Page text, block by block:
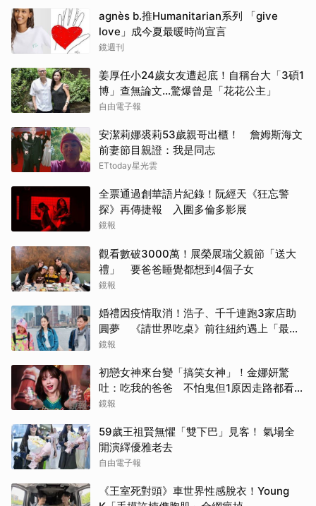
agnès b.推Humanitarian系列 「give
love」成今夏最暖時尚宣言
鏡週刊
姜厚任小24歲女友遭起底！自稱台大「3碩1
博」查無論文…驚爆曾是「花花公主」
自由電子報
安潔莉娜裘莉53歲親哥出櫃！ 詹姆斯海文
前妻節目親證：我是同志
ETtoday星光雲
全票通過創華語片紀錄！阮經天《狂忘警
探》再傳捷報 入圍多倫多影展
鏡報
觀看數破3000萬！展榮展瑞父親節「送大
禮」 要爸爸睡覺都想到4個子女
鏡報
婚禮因疫情取消！浩子、千千連跑3家店助
圓夢 《請世界吃桌》前往紐約遇上「最多
限制」
鏡報
初戀女神來台變「搞笑女神」！金娜妍驚
吐：吃我的爸爸 不怕鬼但1原因走路都看地
上
鏡報
59歲王祖賢無懼「雙下巴」見客！ 氣場全
開演繹優雅老去
自由電子報
《王室死對頭》車世界性感脫衣！Young